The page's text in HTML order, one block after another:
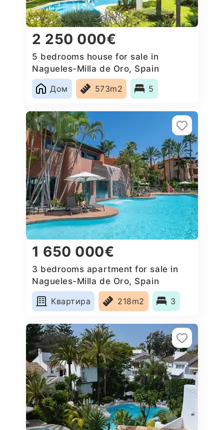
2 250 000€
5 bedrooms house for sale in
Nagueles-Milla de Oro, Spain
Дом
573m2 5
1 650 000€
3 bedrooms apartment for sale in
Nagueles-Milla de Oro, Spain
Квартира
218m2 3